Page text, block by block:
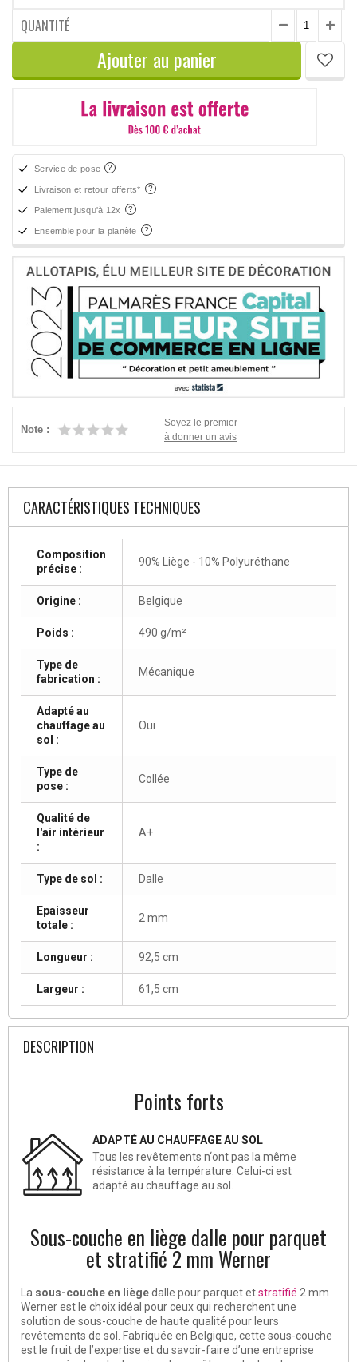
QUANTITÉ
Ajouter au panier
Service de pose
Livraison et retour offerts*
Paiement jusqu'à 12x
Ensemble pour la planète
Note :
Soyez le premier
à donner un avis
CARACTÉRISTIQUES TECHNIQUES
Composition
précise :
90% Liège - 10% Polyuréthane
Origine : Belgique
Poids : 490 g/m²
Type de
fabrication :
Mécanique
Adapté au
chauffage au
sol :
Oui
Type de
pose :
Collée
Qualité de
l'air intérieur
:
A+
Type de sol : Dalle
Epaisseur
totale :
2 mm
Longueur : 92,5 cm
Largeur : 61,5 cm
DESCRIPTION
Points forts
ADAPTÉ AU CHAUFFAGE AU SOL
Tous les revêtements n‘ont pas la même
résistance à la température. Celui-ci est
adapté au chauffage au sol.
Sous-couche en liège dalle pour parquet
et stratifié 2 mm Werner
La sous-couche en liègedalle pour parquet etstratifié 2 mm
Wernerest le choix idéal pour ceux qui recherchent une
solution de sous-couche de haute qualité pour leurs
revêtements de sol. Fabriquée en Belgique, cette sous-couche
est le fruit de l’expertise et du savoir-faire d’une entreprise